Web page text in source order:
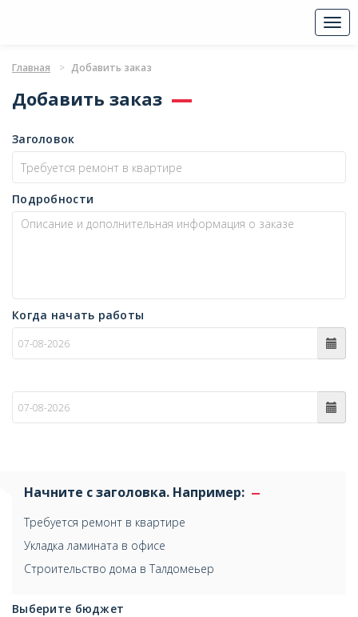
Главная Добавить заказ
Добавить заказ
Заголовок
Подробности
Когда начать работы
c
по
Начните с заголовка. Например:
Требуется ремонт в квартире
Укладка ламината в офисе
Строительство дома в Талдомеьер
Выберите бюджет